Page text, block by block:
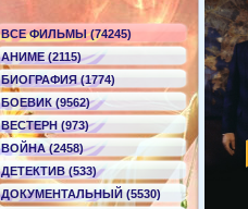
ВСЕ ФИЛЬМЫ (74245)
АНИМЕ (2115)
БИОГРАФИЯ (1774)
БОЕВИК (9562)
ВЕСТЕРН (973)
ВОЙНА (2458)
ДЕТЕКТИВ (533)
ДОКУМЕНТАЛЬНЫЙ (5530)